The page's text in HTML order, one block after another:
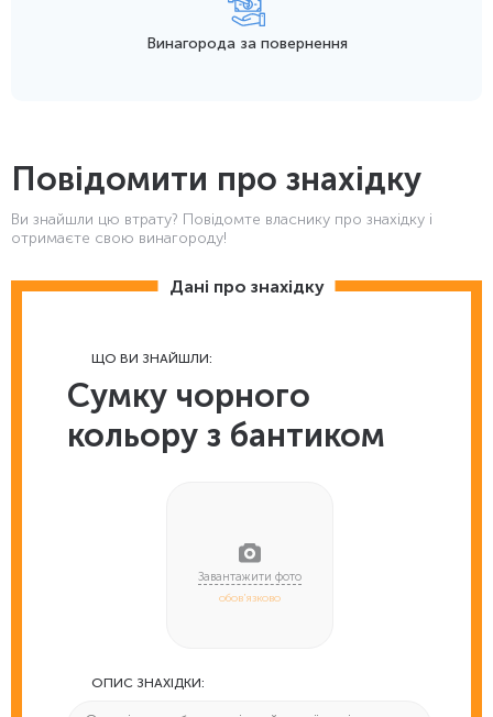
Винагорода за повернення
Повідомити про знахідку
Ви знайшли цю втрату? Повідомте власнику про знахідку і
отримаєте свою винагороду!
Дані про знахідку
ЩО ВИ ЗНАЙШЛИ:
Сумку чорного
кольору з бантиком
обов'язково
ОПИС ЗНАХІДКИ: